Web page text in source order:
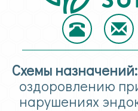
Схемы назначений:
оздоровлению
нарушениях